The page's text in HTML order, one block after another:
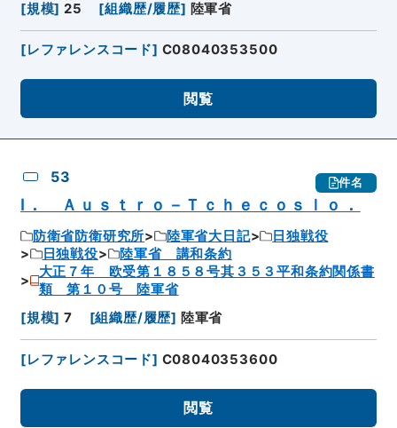
[規模] 25 [組織歴/履歴] 陸軍省
[レファレンスコード] C08040353500
閲覧
53 件名
Ⅰ． Ａｕｓｔｒｏ－Ｔｃｈｅｃｏｓｌｏ．
防衛省防衛研究所 陸軍省大日記
日独戦役
日独戦役
陸軍省 講和条約
大正７年 欧受第１８５８号其３５３平和条約関係書
類 第１０号 陸軍省
[規模] 7 [組織歴/履歴] 陸軍省
[レファレンスコード] C08040353600
閲覧